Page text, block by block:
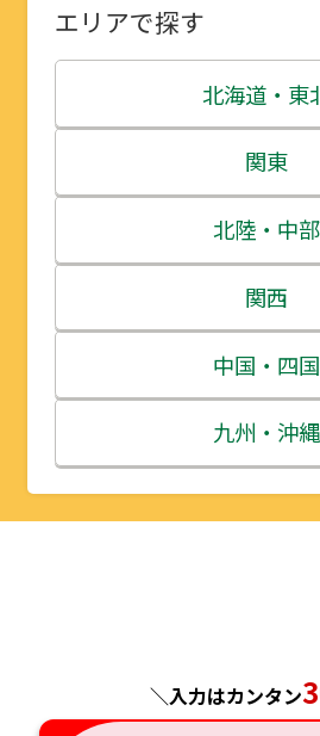
エリアで探す
北海道・東
北海道
青森県
岩手県
宮城県
秋田県
山形県
関東
茨城県
栃木県
群馬県
埼玉県
千葉県
北陸・中部
新潟県
富山県
石川県
福井県
岐阜県
関西
三重県
滋賀県
京都府
奈良県
中国・四国
鳥取県
島根県
山口県
九州・沖縄
福岡県
熊本県
＼入力はカンタン